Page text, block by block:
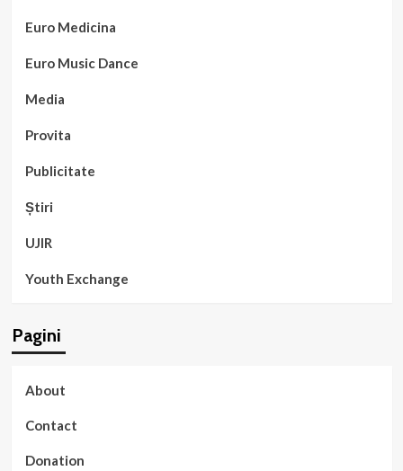
Euro Medicina
Euro Music Dance
Media
Provita
Publicitate
Știri
UJIR
Youth Exchange
Pagini
About
Contact
Donation